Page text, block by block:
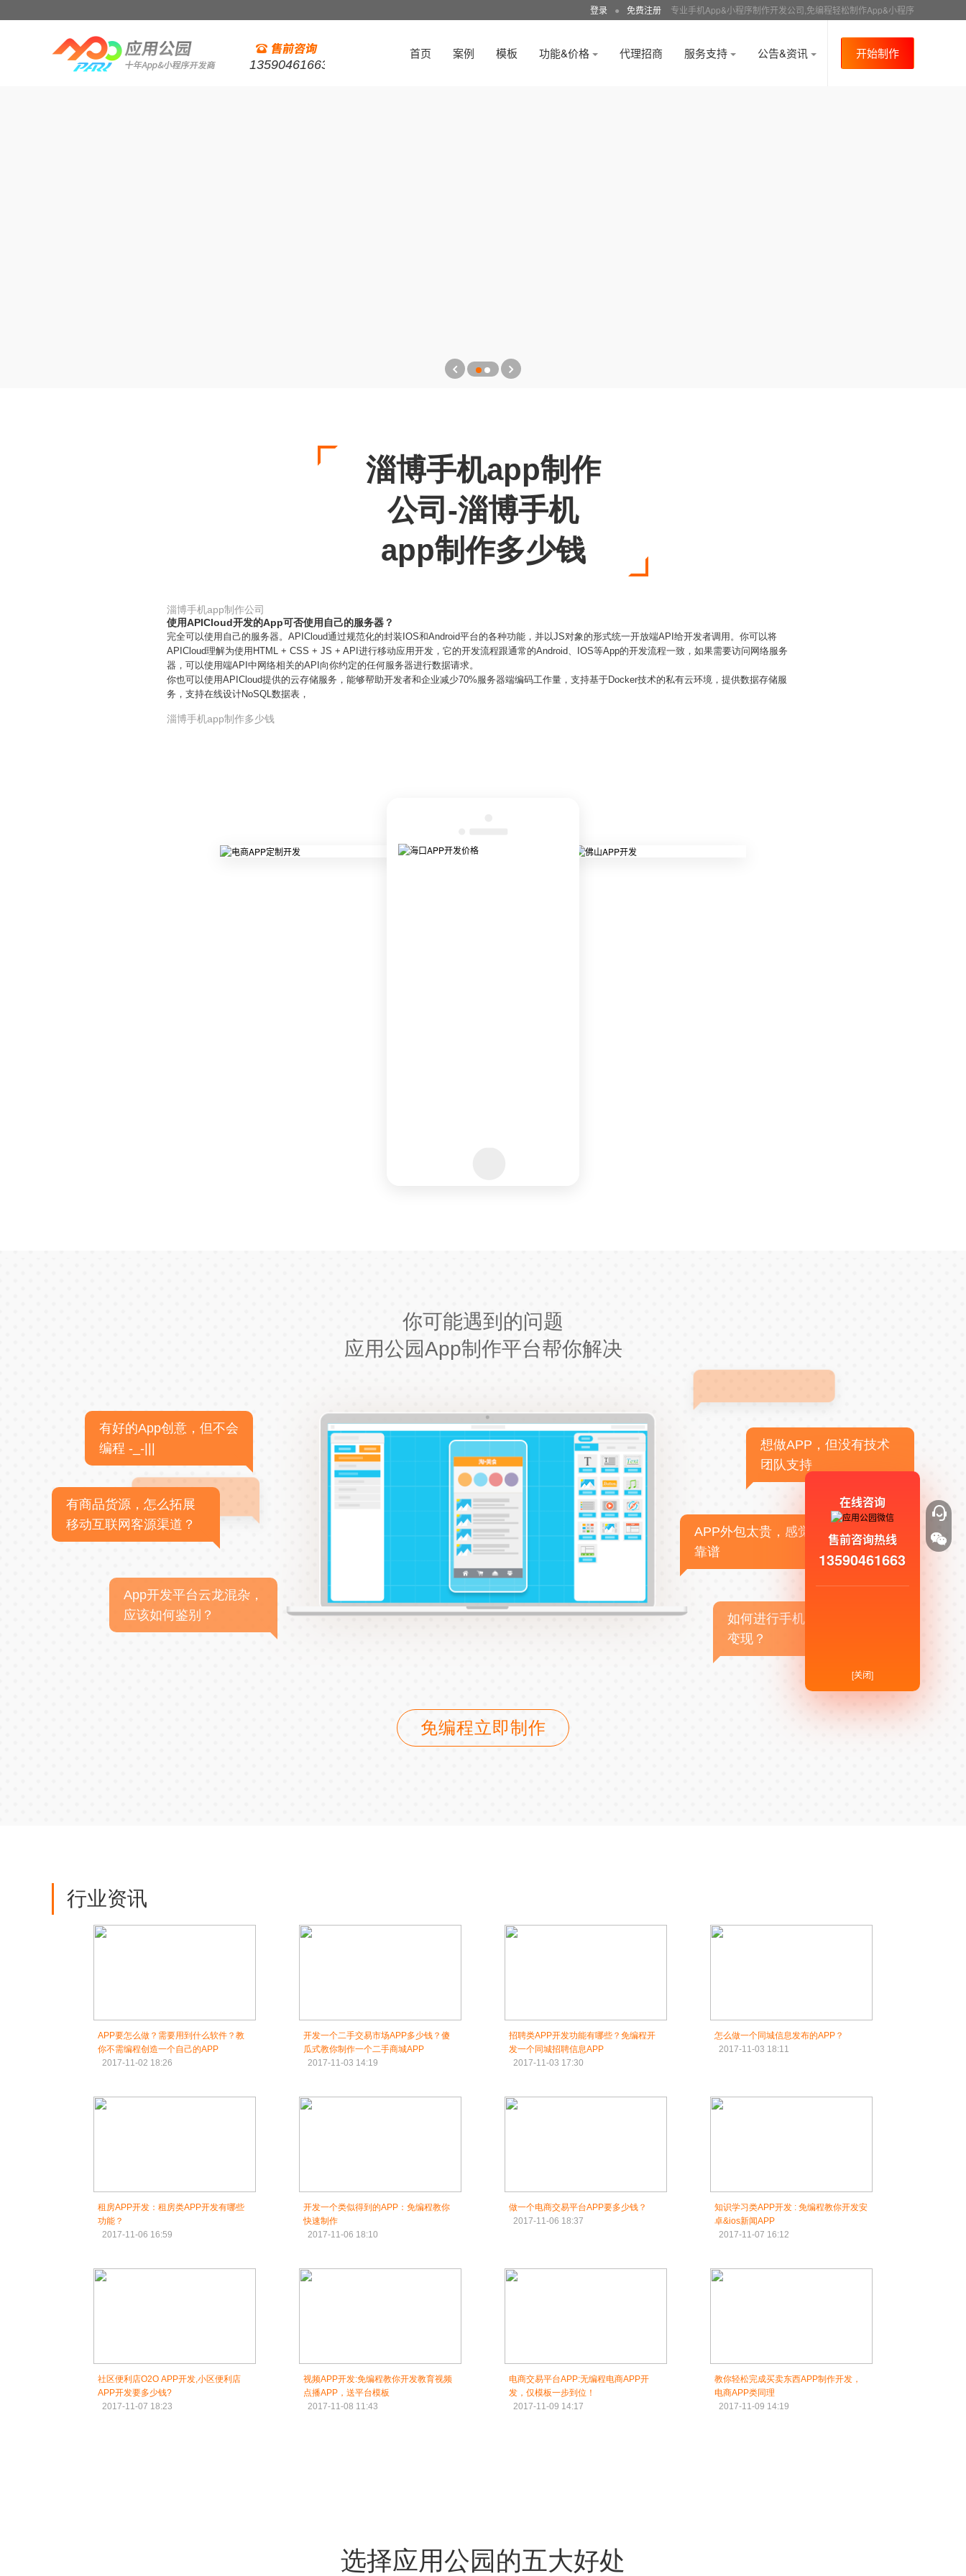
登录 ● 免费注册 专业手机App&小程序制作开发公司,免编程轻松制作App&小程序
13590461663
首页 案例 模板 功能&价格 代理招商 服务支持 公告&资讯 开始制作
淄博手机app制作
公司-淄博手机
app制作多少钱
淄博手机app制作公司
使用APICloud开发的App可否使用自己的服务器？
完全可以使用自己的服务器。APICloud通过规范化的封装IOS和Android平台的各种功能，并以JS对象的形式统一开放端API给开发者调用。你可以将
APICloud理解为使用HTML + CSS + JS + API进行移动应用开发，它的开发流程跟通常的Android、IOS等App的开发流程一致，如果需要访问网络服务
器，可以使用端API中网络相关的API向你约定的任何服务器进行数据请求。
你也可以使用APICloud提供的云存储服务，能够帮助开发者和企业减少70%服务器端编码工作量，支持基于Docker技术的私有云环境，提供数据存储服
务，支持在线设计NoSQL数据表，
淄博手机app制作多少钱
你可能遇到的问题
应用公园App制作平台帮你解决
有好的App创意，但不会
编程 -_-|||
有商品货源，怎么拓展
移动互联网客源渠道？
App开发平台云龙混杂，
应该如何鉴别？
想做APP，但没有技术
团队支持
APP外包太贵，感觉不
靠谱
如何进行手机APP商业
变现？
免编程立即制作
行业资讯
APP要怎么做？需要用到什么软件？教
你不需编程创造一个自己的APP
2017-11-02 18:26
开发一个二手交易市场APP多少钱？傻
瓜式教你制作一个二手商城APP
2017-11-03 14:19
招聘类APP开发功能有哪些？免编程开
发一个同城招聘信息APP
2017-11-03 17:30
怎么做一个同城信息发布的APP？
2017-11-03 18:11
租房APP开发：租房类APP开发有哪些
功能？
2017-11-06 16:59
开发一个类似得到的APP：免编程教你
快速制作
2017-11-06 18:10
做一个电商交易平台APP要多少钱？
2017-11-06 18:37
知识学习类APP开发 : 免编程教你开发安
卓&ios新闻APP
2017-11-07 16:12
社区便利店O2O APP开发,小区便利店
APP开发要多少钱?
2017-11-07 18:23
视频APP开发:免编程教你开发教育视频
点播APP，送平台模板
2017-11-08 11:43
电商交易平台APP:无编程电商APP开
发，仅模板一步到位！
2017-11-09 14:17
教你轻松完成买卖东西APP制作开发，
电商APP类同理
2017-11-09 14:19
选择应用公园的五大好处
在线咨询
售前咨询热线
13590461663
[关闭]